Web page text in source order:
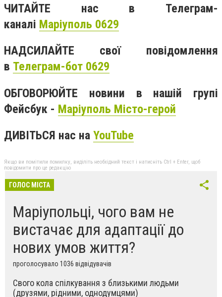
ЧИТАЙТЕ нас в Телеграм-
каналі Маріуполь 0629
НАДСИЛАЙТЕ свої повідомлення
в Телеграм-бот 0629
ОБГОВОРЮЙТЕ новини в нашій групі
Фейсбук - Маріуполь Місто-герой
ДИВІТЬСЯ нас на YouTube
Якщо ви помітили помилку, виділіть необхідний текст і натисніть Ctrl + Enter, щоб
повідомити про це редакцію
ГОЛОС МІСТА
Маріупольці, чого вам не
вистачає для адаптації до
нових умов життя?
проголосувало 1036 відвідувачів
Свого кола спілкування з близькими людьми
(друзями, рідними, однодумцями)